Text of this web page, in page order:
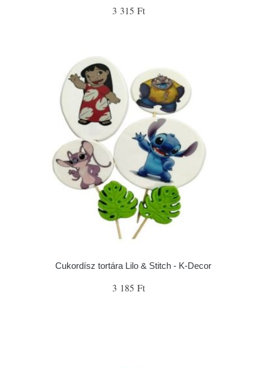
3 315 Ft
Cukordísz tortára Lilo & Stitch - K-Decor
3 185 Ft